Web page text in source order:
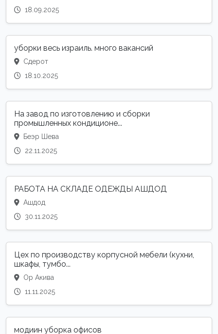
18.09.2025
уборки весь израиль. много вакансий
Сдерот
18.10.2025
На завод по изготовлению и сборки
промышленных кондиционе...
Беэр Шева
22.11.2025
РАБОТА НА СКЛАДЕ ОДЕЖДЫ АШДОД
Ашдод
30.11.2025
Цех по производству корпусной мебели (кухни,
шкафы, тумбо...
Ор Акива
11.11.2025
модиин уборка офисов